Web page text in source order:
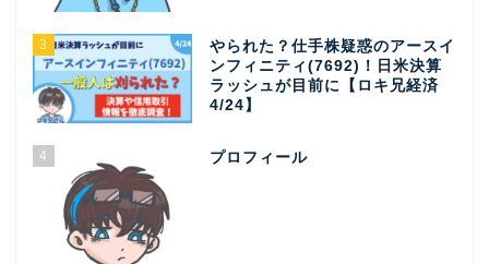
3
やられた？仕手株疑惑のアースイ
ンフィニティ(7692)！日米決算
ラッシュが目前に【ロキ兄経済
4/24】
4 プロフィール